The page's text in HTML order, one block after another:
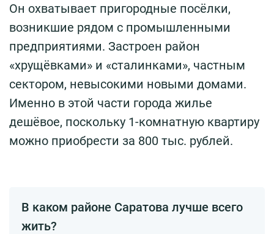
Он охватывает пригородные посёлки,
возникшие рядом с промышленными
предприятиями. Застроен район
«хрущёвками» и «сталинками», частным
сектором, невысокими новыми домами.
Именно в этой части города жилье
дешёвое, поскольку 1-комнатную квартиру
можно приобрести за 800 тыс. рублей.
В каком районе Саратова лучше всего
жить?